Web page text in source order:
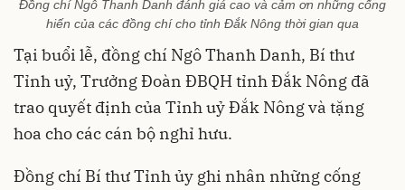
Đồng chí Ngô Thanh Danh đánh giá cao và cảm ơn những cống
hiến của các đồng chí cho tỉnh Đắk Nông thời gian qua
Tại buổi lễ, đồng chí Ngô Thanh Danh, Bí thư
Tỉnh uỷ, Trưởng Đoàn ĐBQH tỉnh Đắk Nông đã
trao quyết định của Tỉnh uỷ Đắk Nông và tặng
hoa cho các cán bộ nghỉ hưu.
Đồng chí Bí thư Tỉnh ủy ghi nhân những cống